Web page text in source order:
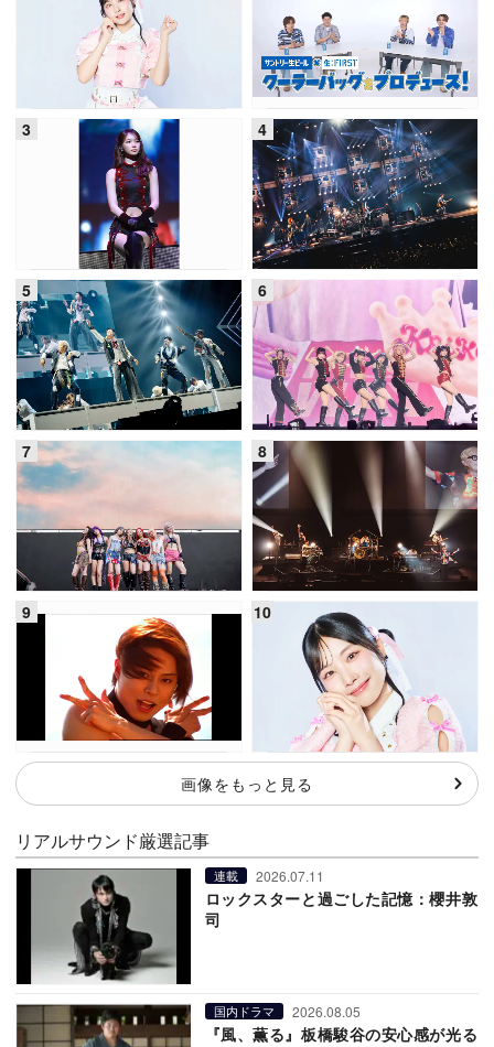
画像をもっと見る
リアルサウンド厳選記事
連載 2026.07.11
ロックスターと過ごした記憶：櫻井敦
司
国内ドラマ 2026.08.05
『風、薫る』板橋駿谷の安心感が光る